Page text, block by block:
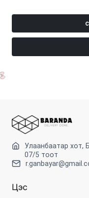
Улаанбаатар хот,
07/5 тоот
Цэс